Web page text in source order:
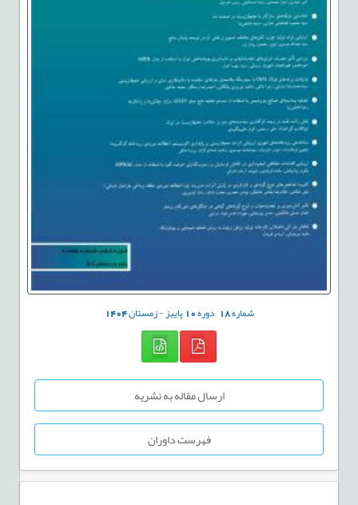
شماره18 دوره10پاییز - زمستان1404
ارسال مقاله به نشریه
فهرست داوران